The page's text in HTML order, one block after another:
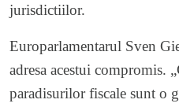
jurisdictiilor.
Europarlamentarul Sven
adresa acestui compromis.
paradisurilor fiscale sunt o